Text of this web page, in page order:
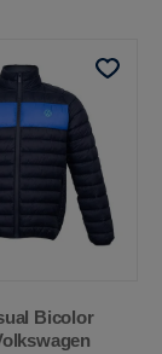
Bicolor